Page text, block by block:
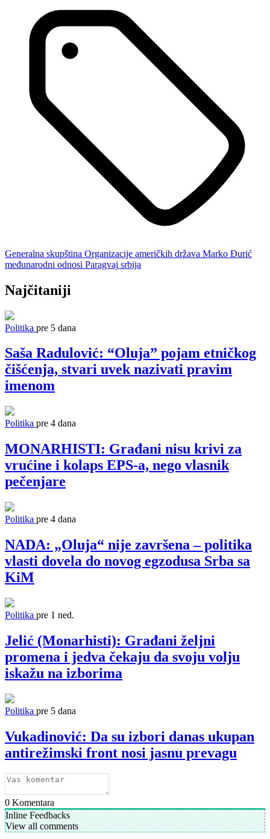
Generalna skupština Organizacije američkih država Marko Đurić
međunarodni odnosi Paragvaj srbija
Najčitaniji
Politika pre 5 dana
Saša Radulović: “Oluja” pojam etničkog
čišćenja, stvari uvek nazivati pravim
imenom
Politika pre 4 dana
MONARHISTI: Građani nisu krivi za
vrućine i kolaps EPS-a, nego vlasnik
pečenjare
Politika pre 4 dana
NADA: „Oluja“ nije završena – politika
vlasti dovela do novog egzodusa Srba sa
KiM
Politika pre 1 ned.
Jelić (Monarhisti): Građani željni
promena i jedva čekaju da svoju volju
iskažu na izborima
Politika pre 5 dana
Vukadinović: Da su izbori danas ukupan
antirežimski front nosi jasnu prevagu
0 Komentara
Inline Feedbacks
View all comments